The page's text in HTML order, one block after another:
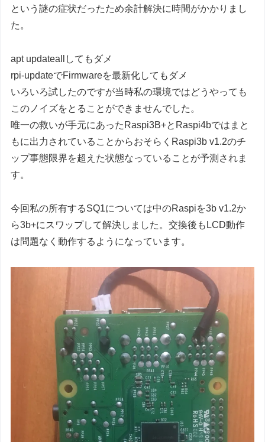
という謎の症状だったため余計解決に時間がかかりまし
た。
apt updateallしてもダメ
rpi-updateでFirmwareを最新化してもダメ
いろいろ試したのですが当時私の環境ではどうやっても
このノイズをとることができませんでした。
唯一の救いが手元にあったRaspi3B+とRaspi4bではまと
もに出力されていることからおそらくRaspi3b v1.2のチ
ップ事態限界を超えた状態なっていることが予測されま
す。
今回私の所有するSQ1については中のRaspiを3b v1.2か
ら3b+にスワップして解決しました。交換後もLCD動作
は問題なく動作するようになっています。